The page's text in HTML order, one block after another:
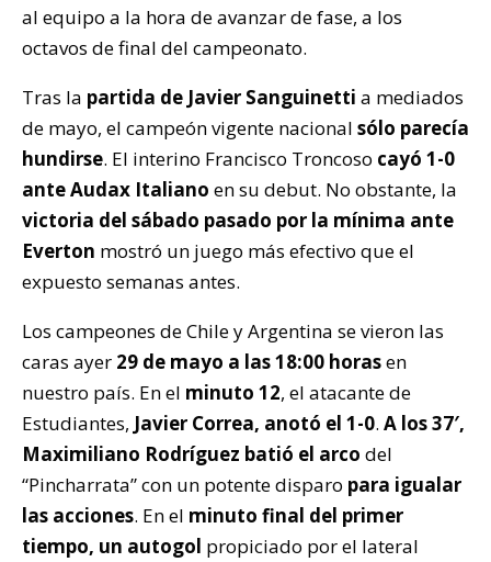
al equipo a la hora de avanzar de fase, a los
octavos de final del campeonato.
Tras la partida de Javier Sanguinetti a mediados
de mayo, el campeón vigente nacional sólo parecía
hundirse. El interino Francisco Troncoso cayó 1-0
ante Audax Italiano en su debut. No obstante, la
victoria del sábado pasado por la mínima ante
Everton mostró un juego más efectivo que el
expuesto semanas antes.
Los campeones de Chile y Argentina se vieron las
caras ayer 29 de mayo a las 18:00 horasen
nuestro país. En el minuto 12, el atacante de
Estudiantes, Javier Correa, anotó el 1-0. A los 37′,
Maximiliano Rodríguez batió el arco del
“Pincharrata” con un potente disparo para igualar
las acciones. En el minuto final del primer
tiempo, un autogol propiciado por el lateral